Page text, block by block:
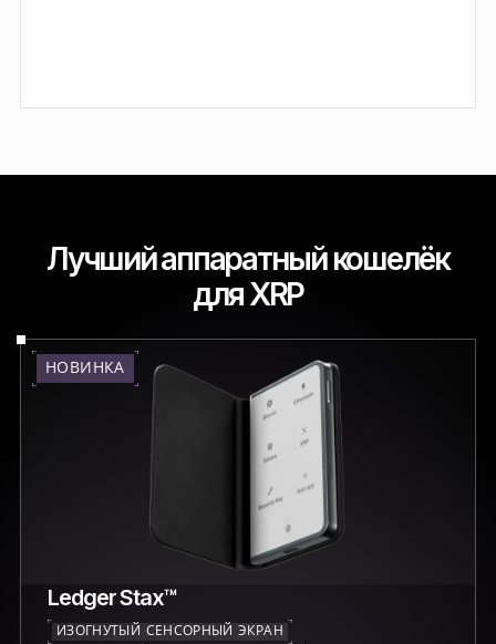
Лучший аппаратный кошелёк
для XRP
НОВИНКА
Ledger Stax™
ИЗОГНУТЫЙ СЕНСОРНЫЙ ЭКРАН